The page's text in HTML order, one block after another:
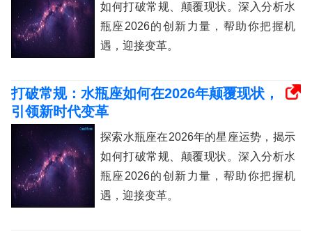
如何打破常规、颠覆现状。深入分析水
瓶座2026的创新力量，帮助你把握机
遇，迎接变革。
打破常规：水瓶座如何在2026年颠覆现状，
引领新时代变革
探索水瓶座在2026年的星座运势，揭示
如何打破常规、颠覆现状。深入分析水
瓶座2026的创新力量，帮助你把握机
遇，迎接变革。